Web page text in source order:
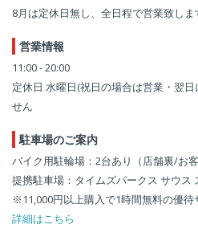
8月は定休日無し、全日程で営業致しま
営業情報
11:00 - 20:00
定休日 水曜日(祝日の場合は営業・翌
せん
駐車場のご案内
バイク用駐輪場：2台あり（店舗裏/お客
提携駐車場：タイムズパークス サウス
※11,000円以上購入で1時間無料の優待
詳細はこちら